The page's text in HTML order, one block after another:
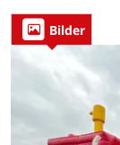
Bilder